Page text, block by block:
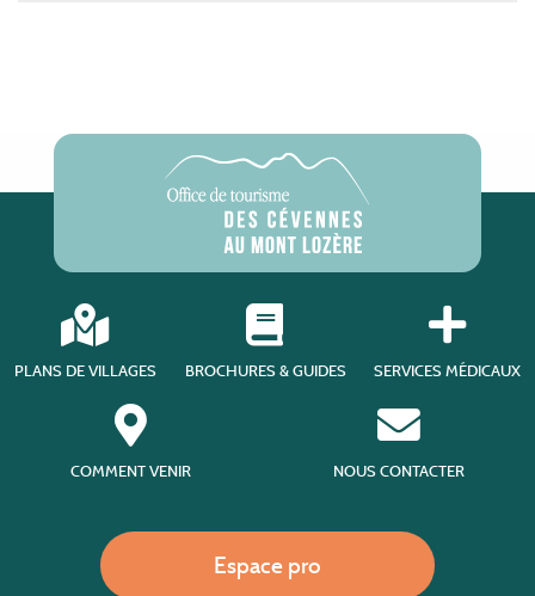
PLANS DE VILLAGES BROCHURES & GUIDES SERVICES MÉDICAUX
COMMENT VENIR NOUS CONTACTER
Espace pro